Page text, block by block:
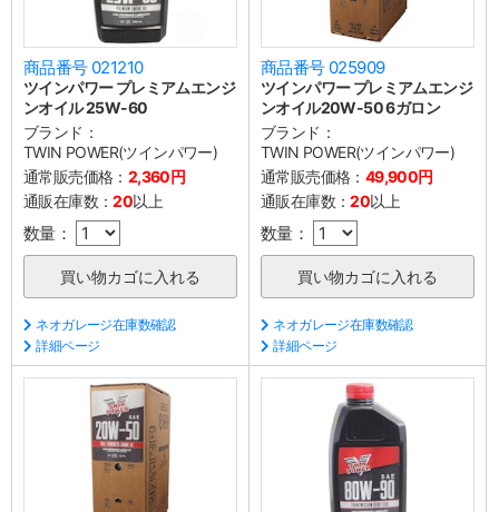
商品番号 021210
ツインパワー プレミアムエンジ
ンオイル 25W-60
ブランド：
TWIN POWER(ツインパワー)
通常販売価格： 2,360円
通販在庫数：20以上
数量：
ネオガレージ在庫数確認
詳細ページ
商品番号 025909
ツインパワー プレミアムエンジ
ンオイル20W-50 6ガロン
ブランド：
TWIN POWER(ツインパワー)
通常販売価格： 49,900円
通販在庫数：20以上
数量：
ネオガレージ在庫数確認
詳細ページ